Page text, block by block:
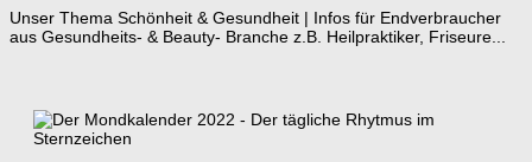
Unser Thema Schönheit & Gesundheit | Infos für Endverbraucher
aus Gesundheits- & Beauty- Branche z.B. Heilpraktiker, Friseure...